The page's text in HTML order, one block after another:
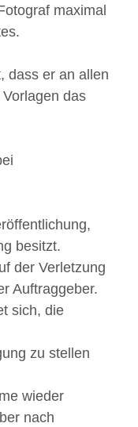
maximal
dass er an allen
das
besitzt.
der Verletzung
Auftraggeber.
sich, die
zu stellen
wieder
nach